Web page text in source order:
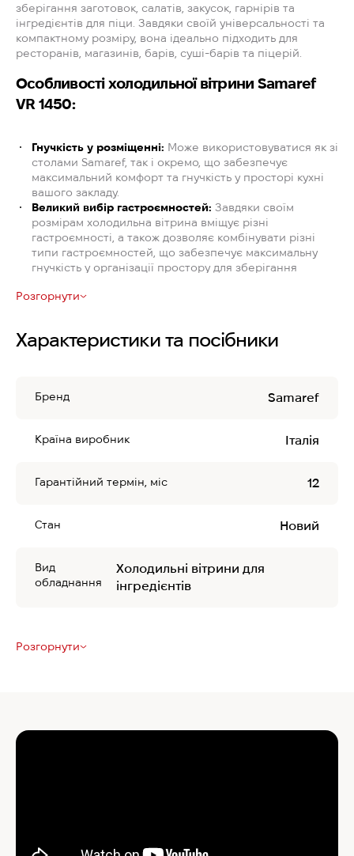
зберігання заготовок, салатів, закусок, гарнірів та
інгредієнтів для піци. Завдяки своїй універсальності та
компактному розміру, вона ідеально підходить для
ресторанів, магазинів, барів, суші-барів та піцерій.
Особливості холодильної вітрини Samaref
VR 1450:
Гнучкість у розміщенні: Може використовуватися як зі
столами Samaref, так і окремо, що забезпечує
максимальний комфорт та гнучкість у просторі кухні
вашого закладу.
Великий вибір гастроємностей: Завдяки своїм
розмірам холодильна вітрина вміщує різні
гастроємності, а також дозволяє комбінувати різні
типи гастроємностей, що забезпечує максимальну
гнучкість у організації простору для зберігання
Висока якість матеріалів:
температури, а також гарантує довгий термін служби
температуру зберігання в діапазоні від 0°C до +10°C,
для навколишнього середовища.
Розгорнути
Характеристики та посібники
Бренд Samaref
Країна виробник Італія
Гарантійний термін, міс 12
Стан Новий
Вид
обладнання
Холодильні вітрини для
інгредієнтів
Розгорнути